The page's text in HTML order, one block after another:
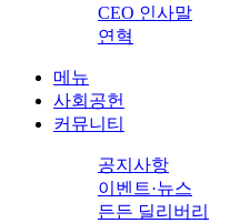
CEO 인사말
연혁
메뉴
사회공헌
커뮤니티
공지사항
이벤트·뉴스
든든 딜리버리